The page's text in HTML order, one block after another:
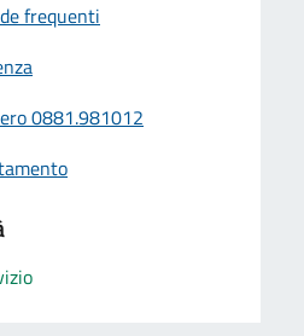
frequenti
0881.981012